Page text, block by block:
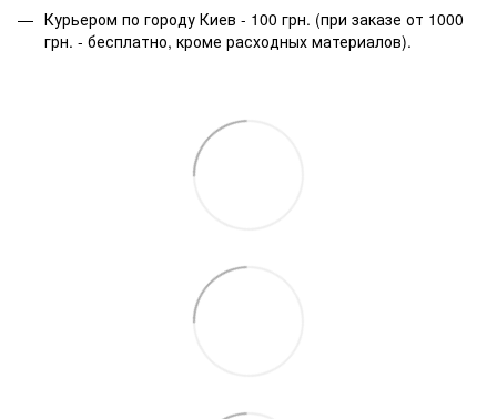
Курьером по городу Киев - 100 грн. (при заказе от 1000
грн. - бесплатно, кроме расходных материалов).